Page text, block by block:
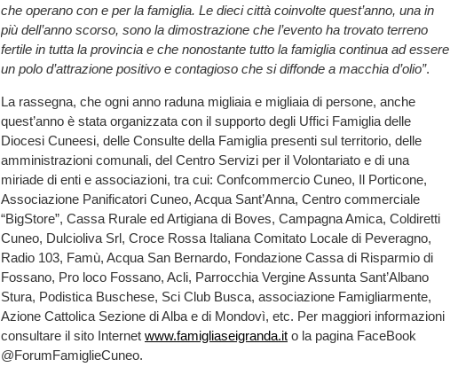
che operano con e per la famiglia. Le dieci città coinvolte quest’anno, una in
più dell’anno scorso, sono la dimostrazione che l’evento ha trovato terreno
fertile in tutta la provincia e che nonostante tutto la famiglia continua ad essere
un polo d’attrazione positivo e contagioso che si diffonde a macchia d’olio”.
La rassegna, che ogni anno raduna migliaia e migliaia di persone, anche
quest’anno è stata organizzata con il supporto degli Uffici Famiglia delle
Diocesi Cuneesi, delle Consulte della Famiglia presenti sul territorio, delle
amministrazioni comunali, del Centro Servizi per il Volontariato e di una
miriade di enti e associazioni, tra cui: Confcommercio Cuneo, Il Porticone,
Associazione Panificatori Cuneo, Acqua Sant’Anna, Centro commerciale
“BigStore”, Cassa Rurale ed Artigiana di Boves, Campagna Amica, Coldiretti
Cuneo, Dulcioliva Srl, Croce Rossa Italiana Comitato Locale di Peveragno,
Radio 103, Famù, Acqua San Bernardo, Fondazione Cassa di Risparmio di
Fossano, Pro loco Fossano, Acli, Parrocchia Vergine Assunta Sant’Albano
Stura, Podistica Buschese, Sci Club Busca, associazione Famigliarmente,
Azione Cattolica Sezione di Alba e di Mondovì, etc. Per maggiori informazioni
consultare il sito Internet www.famigliaseigranda.it o la pagina FaceBook
@ForumFamiglieCuneo.